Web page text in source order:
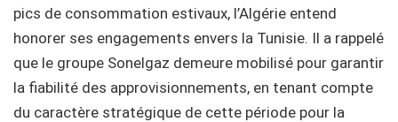
pics de consommation estivaux, l’Algérie entend
honorer ses engagements envers la Tunisie. Il a rappelé
que le groupe Sonelgaz demeure mobilisé pour garantir
la fiabilité des approvisionnements, en tenant compte
du caractère stratégique de cette période pour la